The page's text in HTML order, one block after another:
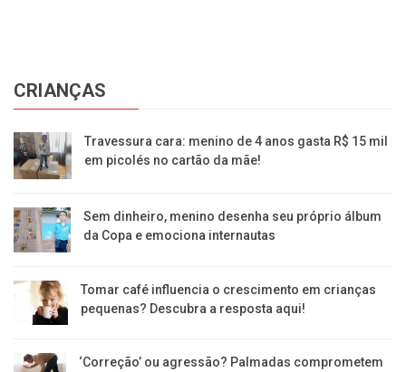
CRIANÇAS
Travessura cara: menino de 4 anos gasta R$ 15 mil
em picolés no cartão da mãe!
Sem dinheiro, menino desenha seu próprio álbum
da Copa e emociona internautas
Tomar café influencia o crescimento em crianças
pequenas? Descubra a resposta aqui!
‘Correção’ ou agressão? Palmadas comprometem